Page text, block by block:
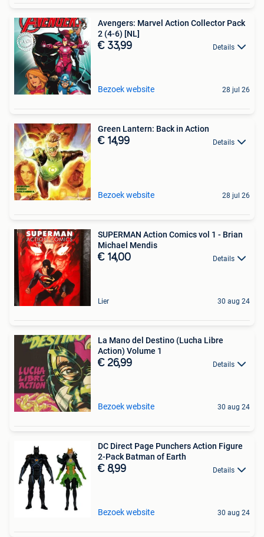
Avengers: Marvel Action Collector Pack
2 (4-6) [NL]
€ 33,99 Details
Bezoek website 28 jul 26
Green Lantern: Back in Action
€ 14,99 Details
Bezoek website 28 jul 26
SUPERMAN Action Comics vol 1 - Brian
Michael Mendis
€ 14,00 Details
Lier 30 aug 24
La Mano del Destino (Lucha Libre
Action) Volume 1
€ 26,99 Details
Bezoek website 30 aug 24
DC Direct Page Punchers Action Figure
2-Pack Batman of Earth
€ 8,99 Details
Bezoek website 30 aug 24